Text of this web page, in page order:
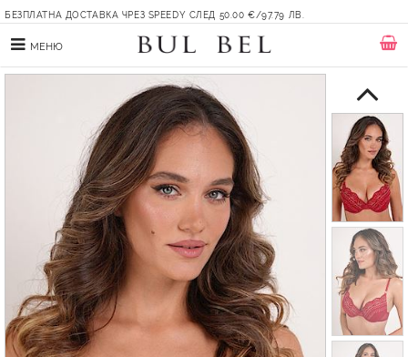
БЕЗПЛАТНА ДОСТАВКА ЧРЕЗ SPEEDY СЛЕД 50.00 €/97.79 ЛВ.
МЕНЮ